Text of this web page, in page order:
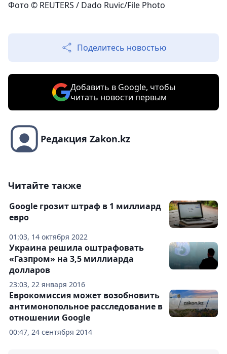
Фото © REUTERS / Dado Ruvic/File Photo
Поделитесь новостью
Добавить в Google, чтобы
читать новости первым
Редакция Zakon.kz
Читайте также
01:03, 14 октября 2022
Google грозит штраф в 1 миллиард
евро
23:03, 22 января 2016
Украина решила оштрафовать
«Газпром» на 3,5 миллиарда
долларов
00:47, 24 сентября 2014
Еврокомиссия может возобновить
антимонопольное расследование в
отношении Google